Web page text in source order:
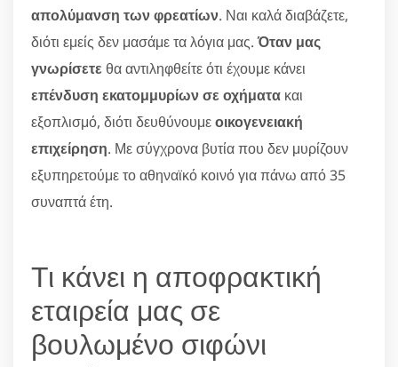
απολύμανση των φρεατίων. Ναι καλά διαβάζετε,
διότι εμείς δεν μασάμε τα λόγια μας.Όταν μας
γνωρίσετε θα αντιληφθείτε ότι έχουμε κάνει
επένδυση εκατομμυρίων σε οχήματα και
εξοπλισμό, διότι δευθύνουμεοικογενειακή
επιχείρηση. Με σύγχρονα βυτία που δεν μυρίζουν
εξυπηρετούμε το αθηναϊκό κοινό για πάνω από 35
συναπτά έτη.
Τι κάνει η αποφρακτική
εταιρεία μας σε
βουλωμένο σιφώνι